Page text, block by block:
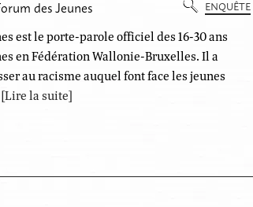
des Jeunes ENQUÊTE
est le porte-parole officiel des 16-30 ans
en Fédération Wallonie-Bruxelles. Il a
au racisme auquel font face les jeunes
[Lire la suite]